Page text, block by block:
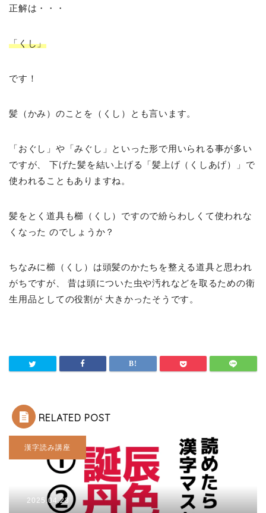
正解は・・・
「くし」
です！
髪（かみ）のことを（くし）とも言います。
「おぐし」や「みぐし」といった形で用いられる事が多い
ですが、 下げた髪を結い上げる「髪上げ（くしあげ）」で
使われることもありますね。
髪をとく道具も櫛（くし）ですので紛らわしくて使われな
くなった のでしょうか？
ちなみに櫛（くし）は頭髪のかたちを整える道具と思われ
がちですが、 昔は頭についた虫や汚れなどを取るための衛
生用品としての役割が 大きかったそうです。
RELATED POST
漢字読み講座
2025.04.23